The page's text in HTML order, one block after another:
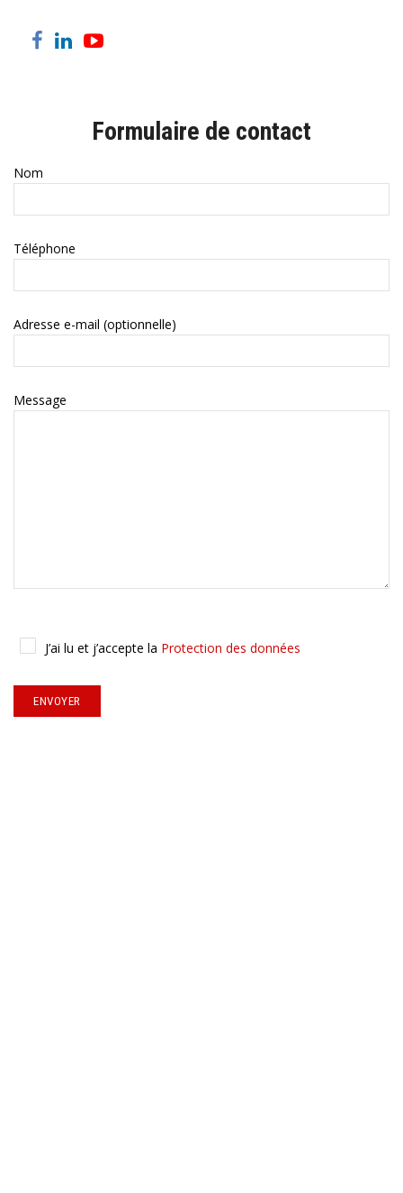
Formulaire de contact
Nom
Téléphone
Adresse e-mail (optionnelle)
Message
J’ai lu et j’accepte la Protection des données